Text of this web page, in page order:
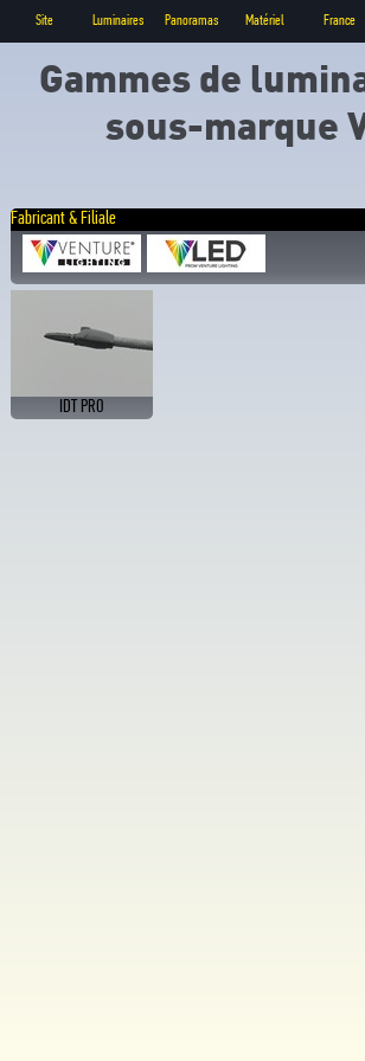
Site Luminaires Panoramas Matériel France
Gammes de
sous-marque
Fabricant & Filiale
IDT PRO